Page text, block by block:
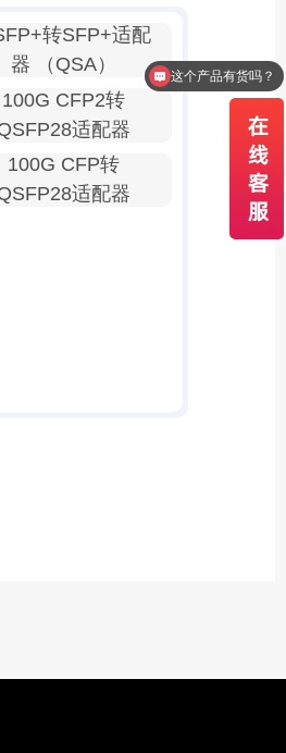
转SFP+适配
器 （QSA）
100G CFP2转
适配器
100G CFP转
适配器
我需要报价